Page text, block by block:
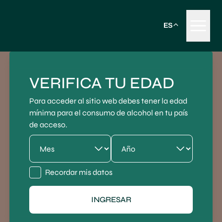
ES
VERIFICA TU EDAD
Para acceder al sitio web debes tener la edad
mínima para el consumo de alcohol en tu país
de acceso.
Recordar mis datos
INGRESAR